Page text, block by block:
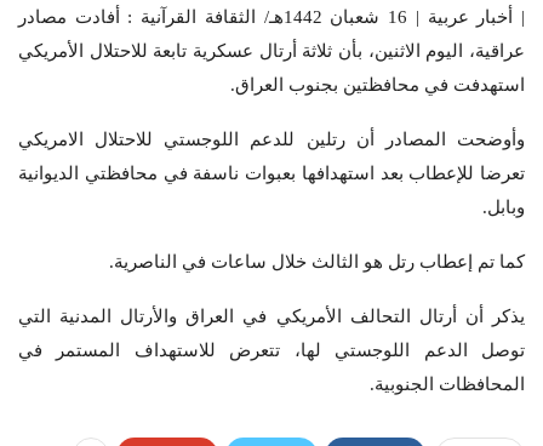
| أخبار عربية | 16 شعبان 1442هـ/ الثقافة القرآنية : أفادت مصادر
عراقية، اليوم الاثنين، بأن ثلاثة أرتال عسكرية تابعة للاحتلال الأمريكي
استهدفت في محافظتين بجنوب العراق.
وأوضحت المصادر أن رتلين للدعم اللوجستي للاحتلال الامريكي
تعرضا للإعطاب بعد استهدافها بعبوات ناسفة في محافظتي الديوانية
وبابل.
كما تم إعطاب رتل هو الثالث خلال ساعات في الناصرية.
يذكر أن أرتال التحالف الأمريكي في العراق والأرتال المدنية التي
توصل الدعم اللوجستي لها، تتعرض للاستهداف المستمر في
المحافظات الجنوبية.